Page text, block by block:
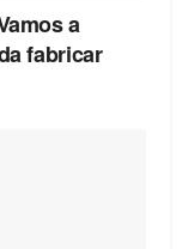
a
fabricar